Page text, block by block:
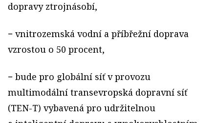
dopravy ztrojnásobí,
− vnitrozemská vodní a příbřežní doprava
vzrostou o 50 procent,
− bude pro globální síť v provozu
multimodální transevropská dopravní síť
(TEN-T) vybavená pro udržitelnou